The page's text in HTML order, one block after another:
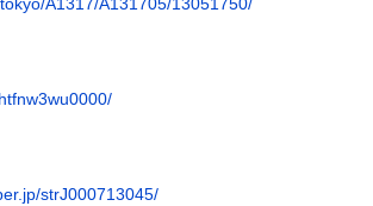
strJ000713045/